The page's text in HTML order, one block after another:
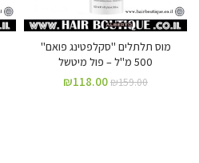
מוס תלתלים "סקלפטינג פואם"
500 מ"ל – פול מיטשל
₪159.00
₪118.00